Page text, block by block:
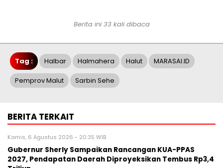
Berita ini 33 kali dibaca
Tag : Halbar Halmahera Halut MARASAI.ID
Pemprov Malut Sarbin Sehe
BERITA TERKAIT
Kamis, 6 Agustus 2026 - 20:35 WIB
Gubernur Sherly Sampaikan Rancangan KUA-PPAS
2027, Pendapatan Daerah Diproyeksikan Tembus Rp3,4